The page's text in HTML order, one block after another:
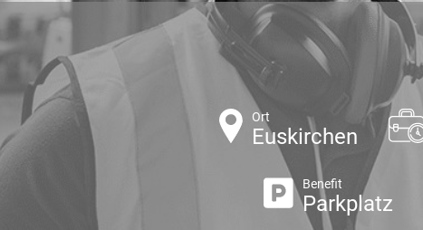
Ort
Euskirchen
Benefit
Parkplatz